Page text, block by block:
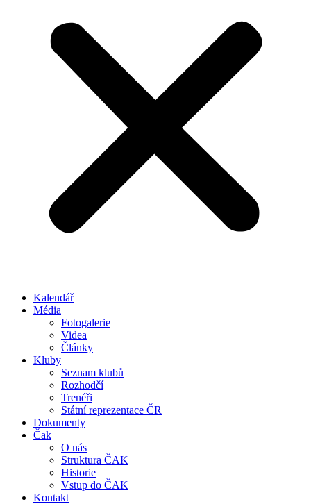
Kalendář
Média
Fotogalerie
Videa
Články
Kluby
Seznam klubů
Rozhodčí
Trenéři
Státní reprezentace ČR
Dokumenty
Čak
O nás
Struktura ČAK
Historie
Vstup do ČAK
Kontakt